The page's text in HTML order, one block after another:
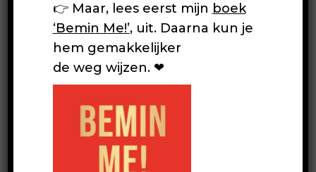
👉 Maar, lees eerst mijn boek
‘Bemin Me!’, uit. Daarna kun je
hem gemakkelijker
de weg wijzen. ❤